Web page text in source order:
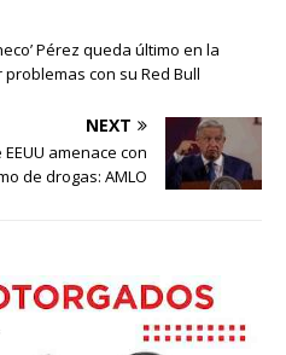
Pérez queda último en la
con su Red Bull
NEXT
amenace con
de drogas: AMLO